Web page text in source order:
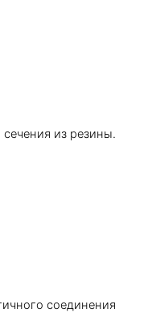
из резины.
соединения